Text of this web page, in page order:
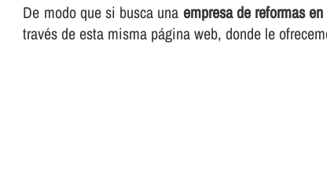
De modo que si busca una empresa de reformas
través de esta misma página web, donde le